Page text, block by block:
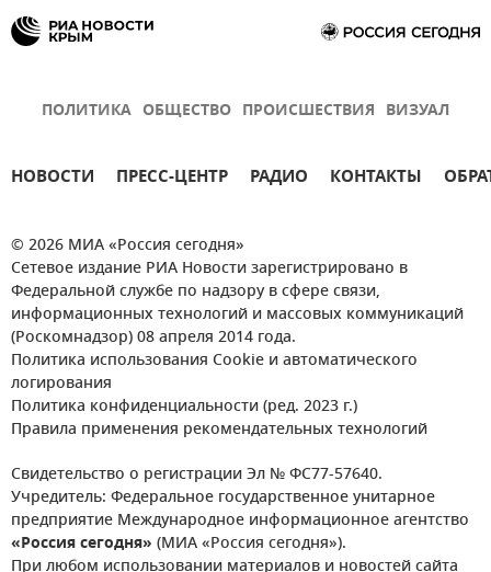
ПОЛИТИКА ОБЩЕСТВО ПРОИСШЕСТВИЯ ВИЗУАЛ
НОВОСТИ ПРЕСС-ЦЕНТР РАДИО КОНТАКТЫ
© 2026 МИА «Россия сегодня»
Сетевое издание РИА Новости зарегистрировано в
Федеральной службе по надзору в сфере связи,
информационных технологий и массовых коммуникаций
(Роскомнадзор) 08 апреля 2014 года.
Политика использования Cookie и автоматического
логирования
Политика конфиденциальности (ред. 2023 г.)
Правила применения рекомендательных технологий
Свидетельство о регистрации Эл № ФС77-57640.
Учредитель: Федеральное государственное унитарное
предприятие Международное информационное агентство
«Россия сегодня» (МИА «Россия сегодня»).